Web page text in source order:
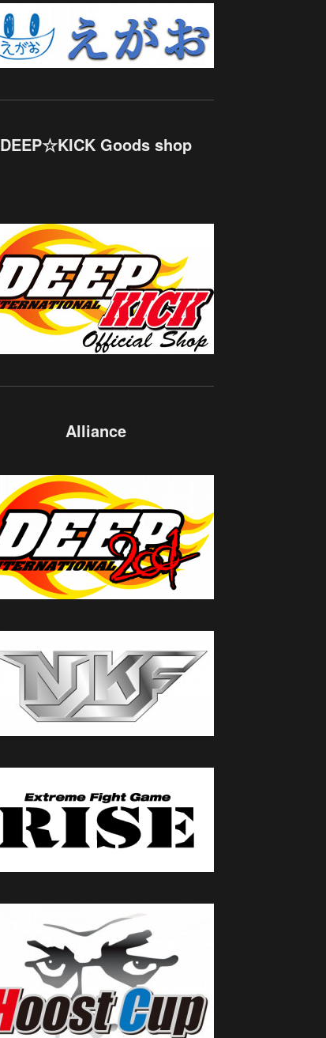
DEEP☆KICK Goods shop
Alliance